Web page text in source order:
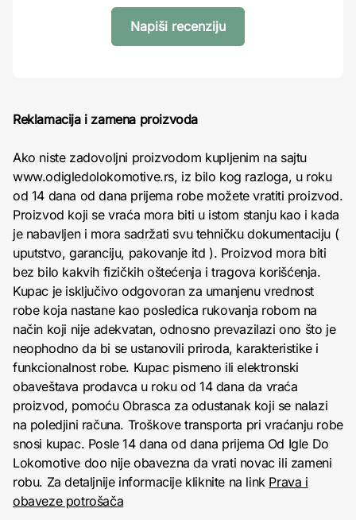
Napiši recenziju
Reklamacija i zamena proizvoda
Ako niste zadovoljni proizvodom kupljenim na sajtu
www.odigledolokomotive.rs, iz bilo kog razloga, u roku
od 14 dana od dana prijema robe možete vratiti proizvod.
Proizvod koji se vraća mora biti u istom stanju kao i kada
je nabavljen i mora sadržati svu tehničku dokumentaciju (
uputstvo, garanciju, pakovanje itd ). Proizvod mora biti
bez bilo kakvih fizičkih oštećenja i tragova korišćenja.
Kupac je isključivo odgovoran za umanjenu vrednost
robe koja nastane kao posledica rukovanja robom na
način koji nije adekvatan, odnosno prevazilazi ono što je
neophodno da bi se ustanovili priroda, karakteristike i
funkcionalnost robe. Kupac pismeno ili elektronski
obaveštava prodavca u roku od 14 dana da vraća
proizvod, pomoću Obrasca za odustanak koji se nalazi
na poledjini računa. Troškove transporta pri vraćanju robe
snosi kupac. Posle 14 dana od dana prijema Od Igle Do
Lokomotive doo nije obavezna da vrati novac ili zameni
robu. Za detaljnije informacije kliknite na link Prava i
obaveze potrošača